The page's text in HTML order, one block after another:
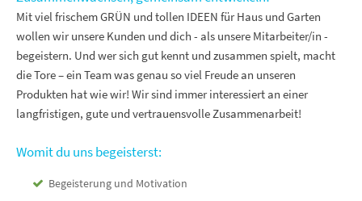
Mit viel frischem GRÜN und tollen IDEEN für Haus und Garten
wollen wir unsere Kunden und dich - als unsere Mitarbeiter/in -
begeistern. Und wer sich gut kennt und zusammen spielt, macht
die Tore – ein Team was genau so viel Freude an unseren
Produkten hat wie wir! Wir sind immer interessiert an einer
langfristigen, gute und vertrauensvolle Zusammenarbeit!
Womit du uns begeisterst:
Begeisterung und Motivation